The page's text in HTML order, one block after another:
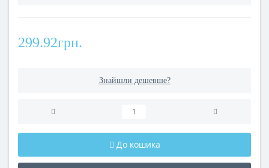
299.92грн.
Знайшли дешевше?
До кошика